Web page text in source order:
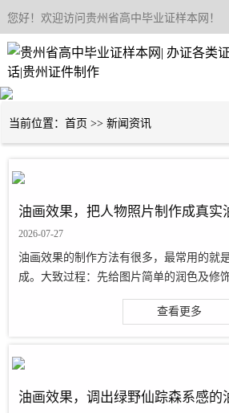
您好！欢迎访问贵州省高中毕业证样本网！
当前位置： 首页 >> 新闻资讯
油画效果，把人物照片制作成真实
2026-07-27
油画效果的制作方法有很多，最常用的就
成。大致过程：先给图片简单的润色及修
或盖印图层，用滤镜加上类似油画笔触的
合模式，基本效果就出来了。滤镜效···
查看更多
油画效果，调出绿野仙踪森系感的